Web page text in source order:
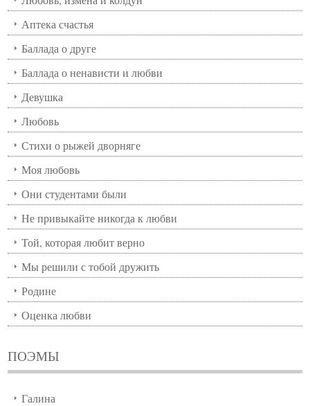
Аптека счастья
Баллада о друге
Баллада о ненависти и любви
Девушка
Любовь
Стихи о рыжей дворняге
Моя любовь
Они студентами были
Не привыкайте никогда к любви
Той, которая любит верно
Мы решили с тобой дружить
Родине
Оценка любви
ПОЭМЫ
Галина